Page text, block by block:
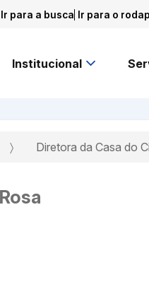
Ir para a busca Ir para o
Institucional
Diretora da Casa do